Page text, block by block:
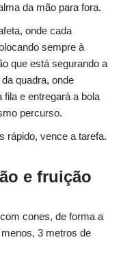
da mão para fora.
onde cada
sempre à
que está segurando a
quadra, onde
e entregará a bola
percurso.
rápido, vence a tarefa.
e fruição
cones, de forma a
3 metros de